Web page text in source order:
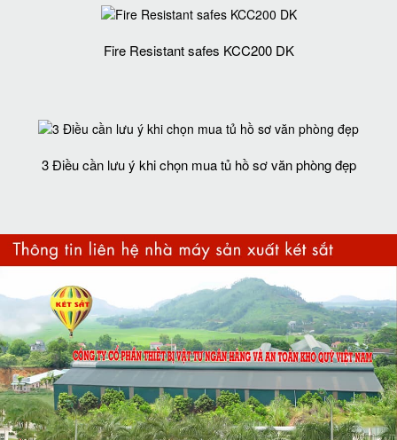
Fire Resistant safes KCC200 DK
3 Điều cần lưu ý khi chọn mua tủ hồ sơ văn phòng đẹp